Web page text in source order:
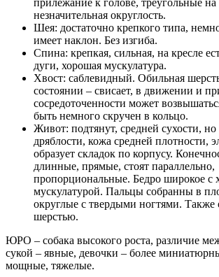
незначительная округлость.
Шея: достаточно крепкого типа,
имеет наклон. Без изгиба.
Спина: крепкая, сильная, на кресле
дуги, хорошая мускулатура.
Хвост: саблевидный. Обильная
состоянии – свисает, в движении и
сосредоточенности может
быть немного скручен в кольцо.
Живот: подтянут, средней сухости, но
дряблости, кожа средней плотности,
образует складок по корпусу.
длинные, прямые, стоят параллельно,
пропорциональные. Бедро широкое с
мускулатурой. Пальцы собранны в
округлые с твердыми ногтями. Также
шерстью.
ЮРО – собака высокого роста, различие
сукой – явные, девочки – более
мощные, тяжелые.